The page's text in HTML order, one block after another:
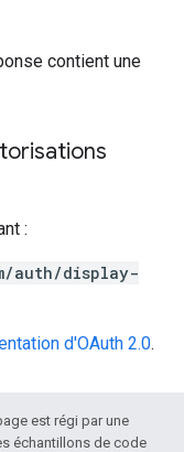
contient une
:
auth/display-
d'OAuth 2.0.
est régi par une
échantillons de code